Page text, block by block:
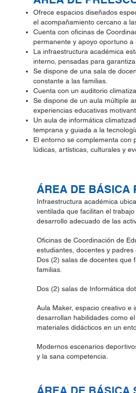
Ofrece espacios diseñados
el acompañamiento cercano a
Cuenta con oficinas de
permanente y apoyo oportuno
La infraestructura académica
interno, pensadas para
Se dispone de una sala de
constante a las familias.
Cuenta con un auditorio
Se dispone de un aula múltiple
experiencias educativas
Un aula de informática
temprana y guiada a la
El entorno se complementa con
lúdicas, artísticas, culturales y
ÁREA DE BÁSICA
Infraestructura académica
ventilada que facilitan el
desarrollo adecuado de las
Oficinas de Coordinación de
estudiantes, docentes y padres
Dos (2) salas de docentes que
familias.
Dos (2) salas de Informática
Aula Maker, espacio creativo e
desarrollan habilidades como
materiales didácticos en un
Modernos escenarios
y la sana competencia.